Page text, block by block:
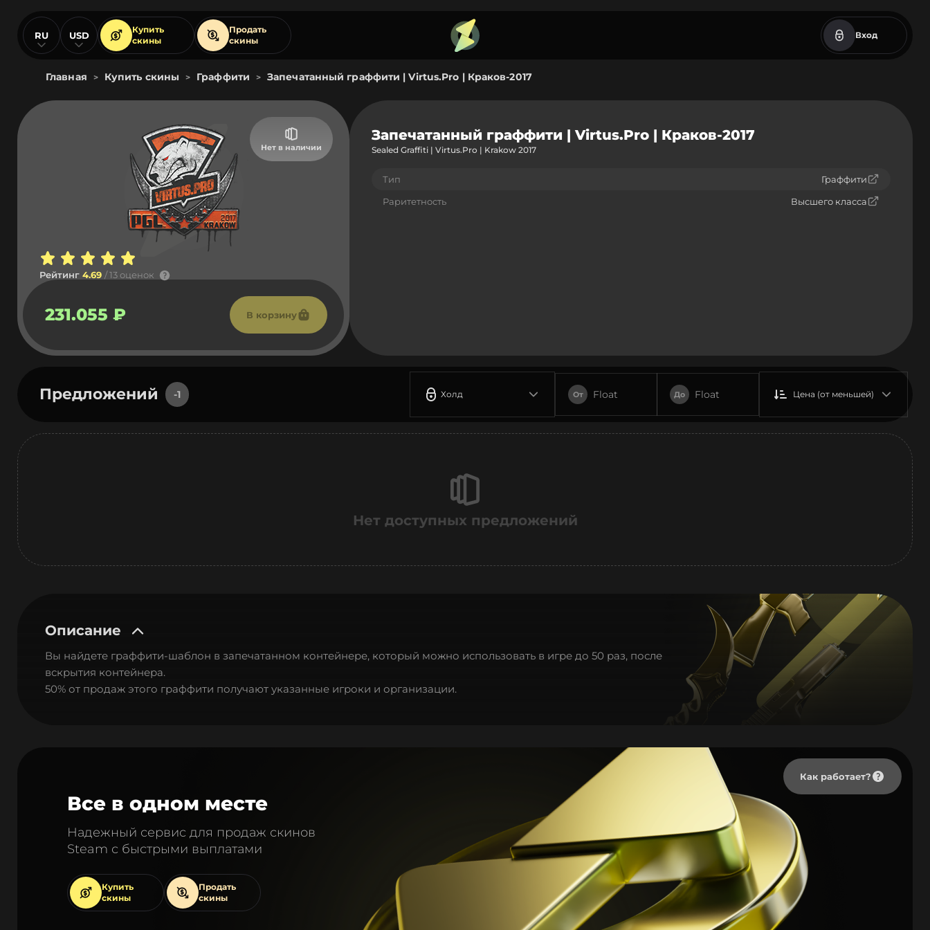
RU USD
Купить
скины
Продать
скины
Вход
Главная > Купить скины > Граффити > Запечатанный граффити | Virtus.Pro | Краков-2017
Нет в наличии
Рейтинг 4.69 / 13 оценок
231.055 ₽ В корзину
Запечатанный граффити | Virtus.Pro | Краков-2017
Sealed Graffiti | Virtus.Pro | Krakow 2017
Тип
Граффити
Раритетность
Высшего класса
Предложений -1 Холд От Float До Float Цена (от меньшей)
Нет доступных предложений
Описание
Вы найдете граффити-шаблон в запечатанном контейнере, который можно использовать в игре до 50 раз, после
вскрытия контейнера.
50% от продаж этого граффити получают указанные игроки и организации.
Все в одном месте
Надежный сервис для продаж скинов
Steam с быстрыми выплатами
Купить
скины
Продать
скины
Как работает?